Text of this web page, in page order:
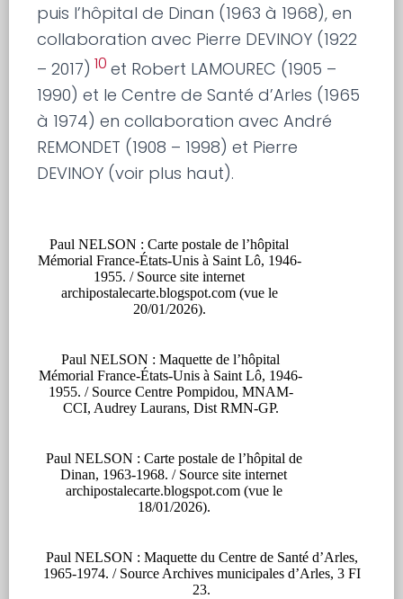
puis l’hôpital de Dinan (1963 à 1968), en
collaboration avec Pierre DEVINOY (1922
– 2017) 10 et Robert LAMOUREC (1905 –
1990) et le Centre de Santé d’Arles (1965
à 1974) en collaboration avec André
REMONDET (1908 – 1998) et Pierre
DEVINOY (voir plus haut).
Paul NELSON : Carte postale de l’hôpital
Mémorial France-États-Unis à Saint Lô, 1946-
1955. / Source site internet
archipostalecarte.blogspot.com (vue le
20/01/2026).
Paul NELSON : Maquette de l’hôpital
Mémorial France-États-Unis à Saint Lô, 1946-
1955. / Source Centre Pompidou, MNAM-
CCI, Audrey Laurans, Dist RMN-GP.
Paul NELSON : Carte postale de l’hôpital de
Dinan, 1963-1968. / Source site internet
archipostalecarte.blogspot.com (vue le
18/01/2026).
Paul NELSON : Maquette du Centre de Santé d’Arles,
1965-1974. / Source Archives municipales d’Arles, 3 FI
23.